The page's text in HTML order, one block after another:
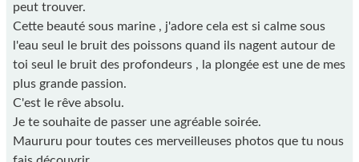
peut trouver.
Cette beauté sous marine , j'adore cela est si calme sous
l'eau seul le bruit des poissons quand ils nagent autour de
toi seul le bruit des profondeurs , la plongée est une de mes
plus grande passion.
C'est le rêve absolu.
Je te souhaite de passer une agréable soirée.
Maururu pour toutes ces merveilleuses photos que tu nous